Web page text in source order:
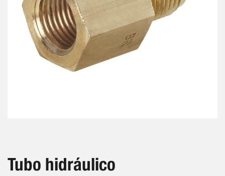
início
da
Tubo hidráulico